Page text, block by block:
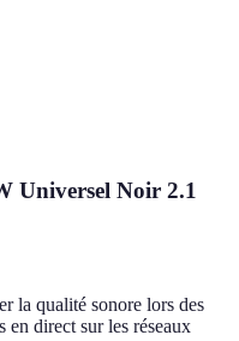
Universel Noir 2.1
la qualité sonore lors des
en direct sur les réseaux